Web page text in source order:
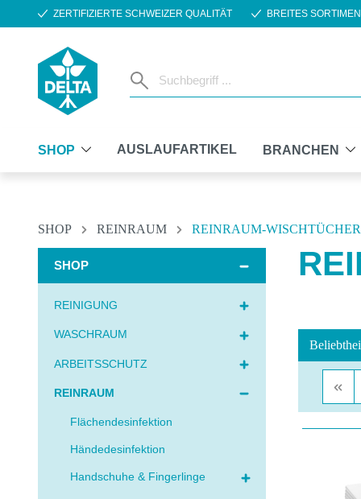
Hauptinhalt springen
Zur Suche springen
Zur Hauptnavigation springen
ZERTIFIZIERTE SCHWEIZER QUALITÄT BREITES
SHOP AUSLAUFARTIKEL BRANCHEN
SHOP REINRAUM REINRAUM-WISCHTÜCHER
SHOP
REINIGUNG
WASCHRAUM
ARBEITSSCHUTZ
REINRAUM
Flächendesinfektion
Händedesinfektion
Handschuhe & Fingerlinge